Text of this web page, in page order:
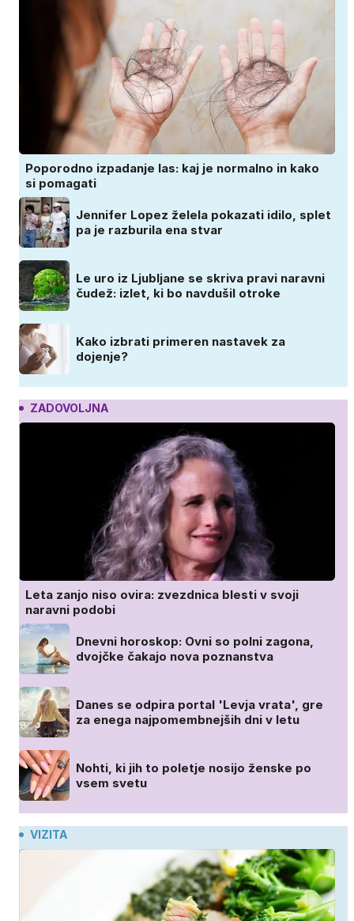
Poporodno izpadanje las: kaj je normalno in kako
si pomagati
Jennifer Lopez želela pokazati idilo, splet
pa je razburila ena stvar
Le uro iz Ljubljane se skriva pravi naravni
čudež: izlet, ki bo navdušil otroke
Kako izbrati primeren nastavek za
dojenje?
ZADOVOLJNA
Leta zanjo niso ovira: zvezdnica blesti v svoji
naravni podobi
Dnevni horoskop: Ovni so polni zagona,
dvojčke čakajo nova poznanstva
Danes se odpira portal 'Levja vrata', gre
za enega najpomembnejših dni v letu
Nohti, ki jih to poletje nosijo ženske po
vsem svetu
VIZITA